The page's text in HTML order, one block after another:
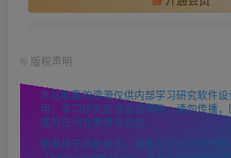
© 版权声明
本站收集的资源仅供内部学习研究软件
用，学习研究后请自觉删除，请勿传播
成的任何后果责任自负。
如果用于其他用途，请购买正版支持作者